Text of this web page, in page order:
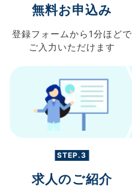
無料お申込み
登録フォームから 1分ほどで
ご入力 いただけます
STEP.3
求人のご紹介